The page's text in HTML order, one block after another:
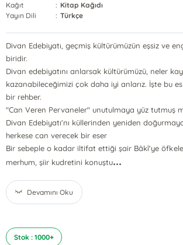
Kağıt
: Kitap Kağıdı
Yayın Dili
: Türkçe
Divan Edebiyatı, geçmiş kültürümüzün eşsiz ve
biridir.
Divan edebiyatını anlarsak kültürümüzü, neler
kazanabileceğimizi çok daha iyi anlarız. İşte bu
bir rehber.
"Can Veren Pervaneler" unutulmaya yüz tutmuş
Divan Edebiyatı'nı küllerinden yeniden
herkese can verecek bir eser
Bir sebeple o kadar iltifat ettiği şair Bâkî'ye
merhum, şiir kudretini konuştu...
Devamını Oku
Stok : 1000+